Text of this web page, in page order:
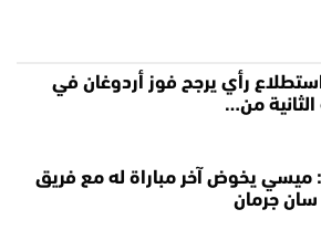
استطلاع رأي يرجح فوز أردوغان في
الثانية من…
ميسي يخوض آخر مباراة له مع فريق
سان جرمان